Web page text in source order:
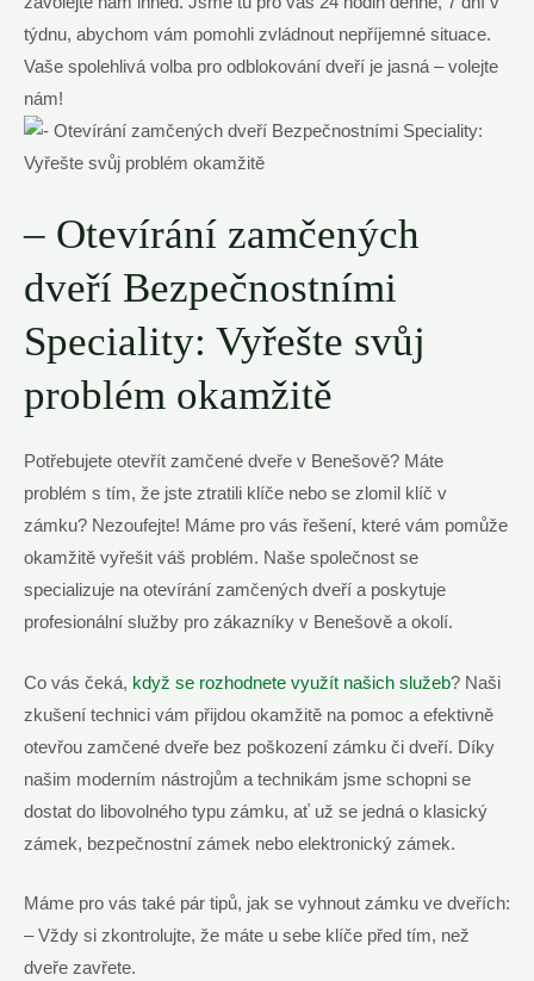
týdnu, abychom vám pomohli zvládnout nepříjemné situace.
Vaše spolehlivá volba pro odblokování dveří je jasná – volejte
nám!
– Otevírání zamčených
dveří Bezpečnostními
Speciality: Vyřešte svůj
problém okamžitě
Potřebujete otevřít zamčené dveře v Benešově? Máte
problém s tím, že jste ztratili klíče nebo se zlomil klíč v
zámku? Nezoufejte! Máme pro vás řešení, které vám pomůže
okamžitě vyřešit váš problém. Naše společnost se
specializuje na otevírání zamčených dveří a poskytuje
profesionální služby pro zákazníky v Benešově a okolí.
Co vás čeká, když se rozhodnete využít našich služeb? Naši
zkušení technici vám přijdou okamžitě na pomoc a efektivně
otevřou zamčené dveře bez poškození zámku či dveří. Díky
našim moderním nástrojům a technikám jsme schopni se
dostat do libovolného typu zámku, ať už se jedná o klasický
zámek, bezpečnostní zámek nebo elektronický zámek.
Máme pro vás také pár tipů, jak se vyhnout zámku ve dveřích:
– Vždy si zkontrolujte, že máte u sebe klíče před tím, než
dveře zavřete.